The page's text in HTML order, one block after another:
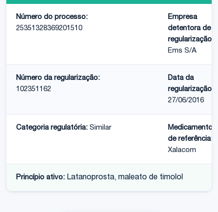
Número do processo:
25351328369201510
Empresa
detentora de
regularização:
Ems S/A
Número da regularização:
102351162
Data da
regularização:
27/06/2016
Categoria regulatória: Similar
Medicamento
de referência:
Xalacom
Princípio ativo: Latanoprosta, maleato de timolol